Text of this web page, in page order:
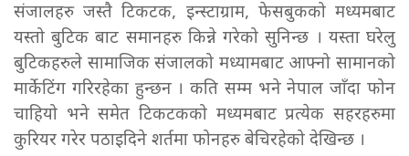
संजालहरु जस्तै टिकटक, इन्स्टाग्राम, फेसबुकको मध्यमबाट
यस्तो बुटिक बाट समानहरु किन्ने गरेको सुनिन्छ । यस्ता घरेलु
बुटिकहरुले सामाजिक संजालको मध्यामबाट आफ्नो सामानको
मार्केटिंग गरिरहेका हुन्छन । कति सम्म भने नेपाल जाँदा फोन
चाहियो भने समेत टिकटकको मध्यमबाट प्रत्येक सहरहरुमा
कुरियर गरेर पठाइदिने शर्तमा फोनहरु बेचिरहेको देखिन्छ ।